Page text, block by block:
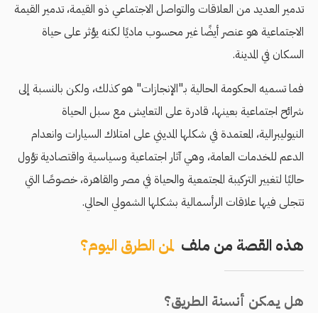
تدمير العديد من العلاقات والتواصل الاجتماعي ذو القيمة، تدمير القيمة
الاجتماعية هو عنصر أيضًا غير محسوب ماديًا لكنه يؤثر على حياة
السكان في المدينة.
فما تسميه الحكومة الحالية بـ"الإنجازات" هو كذلك، ولكن بالنسبة إلى
شرائح اجتماعية بعينها، قادرة على التعايش مع سبل الحياة
النيوليبرالية، المعتمدة في شكلها المديني على امتلاك السيارات وانعدام
الدعم للخدمات العامة، وهي آثار اجتماعية وسياسية واقتصادية تؤول
حاليًا لتغيير التركيبة المجتمعية والحياة في مصر والقاهرة، خصوصًا التي
تتجلى فيها علاقات الرأسمالية بشكلها الشمولي الحالي.
هذه القصة من ملفلمن الطرق اليوم؟
هل يمكن أنسنة الطريق؟